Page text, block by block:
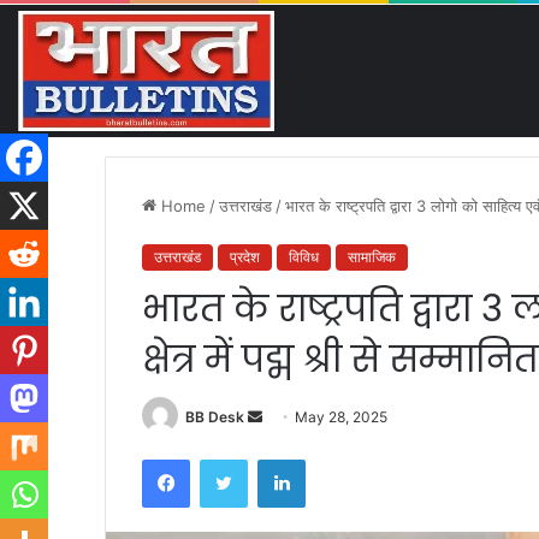
Friday, August 7 2026 Breaking News
Home /उत्तराखंड /भारत के राष्ट्रपति द्वारा 3 लोगो को साहित्य
उत्तराखंड प्रदेश विविध सामाजिक
भारत के राष्ट्रपति द्वारा
क्षेत्र में पद्म श्री से सम्मानित
BB Desk
d
a
May 28, 2025